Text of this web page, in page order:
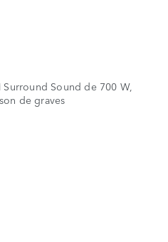
Sound de 700 W,
de graves